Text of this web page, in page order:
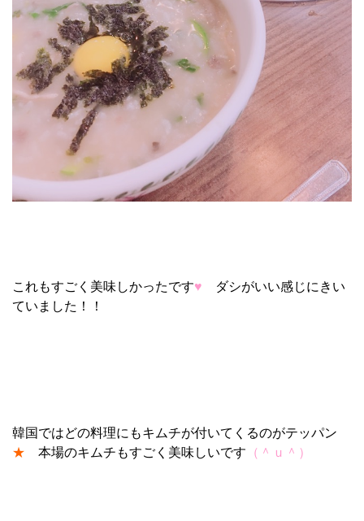
これもすごく美味しかったです♥ ダシがいい感じにきい
ていました！！
韓国ではどの料理にもキムチが付いてくるのがテッパン
★ 本場のキムチもすごく美味しいです （＾ｕ＾）